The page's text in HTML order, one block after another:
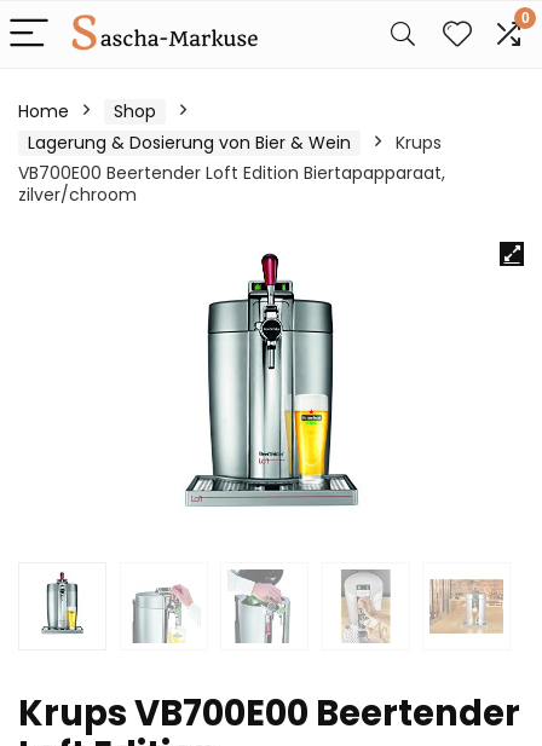
0
Home
Shop
Lagerung & Dosierung von Bier & Wein
Krups
VB700E00 Beertender Loft Edition Biertapapparaat,
zilver/chroom
Krups VB700E00 Beertender